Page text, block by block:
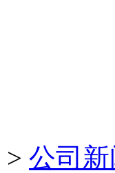
> 公司